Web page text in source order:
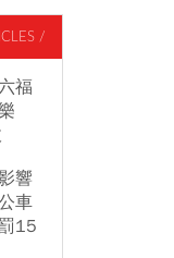
/
福
響
車
15